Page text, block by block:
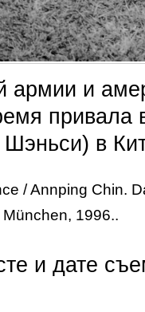
армии и
привала
в
/ Annping Chin.
1996..
и дате